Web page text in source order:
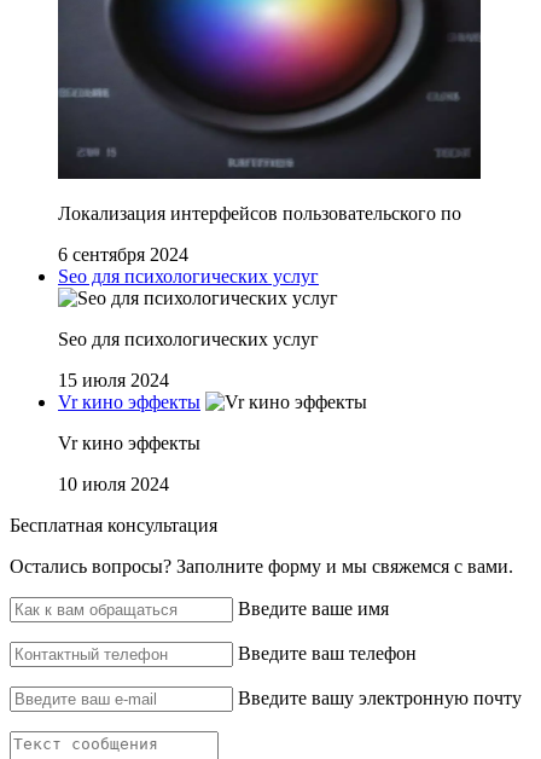
Локализация интерфейсов пользовательского по
6 сентября 2024
Seo для психологических услуг
Seo для психологических услуг
15 июля 2024
Vr кино эффекты
Vr кино эффекты
10 июля 2024
Бесплатная консультация
Остались вопросы? ‌Заполните форму и мы свяжемся с вами.
Введите ваше имя
Введите ваш телефон
Введите вашу электронную почту